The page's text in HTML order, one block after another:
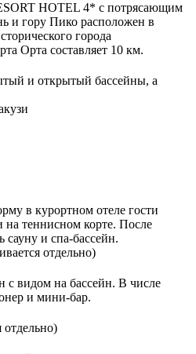
HOTEL 4* с потрясающим
и гору Пико расположен в
города
Орта составляет 10 км.
и открытый бассейны, а
в курортном отеле гости
на теннисном корте. После
и спа-бассейн.
отдельно)
с видом на бассейн. В числе
и мини-бар.
отдельно)